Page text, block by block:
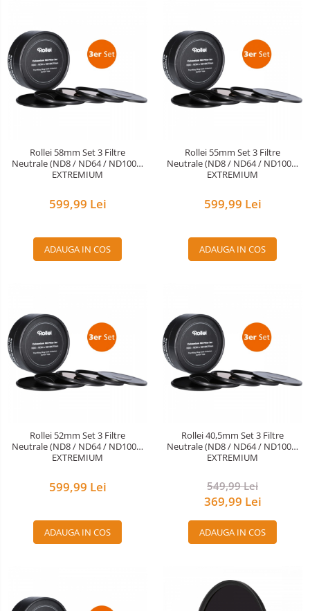
Rollei 58mm Set 3 Filtre
Neutrale (ND8 / ND64 / ND1000)
EXTREMIUM
599,99 Lei
ADAUGA IN COS
Rollei 55mm Set 3 Filtre
Neutrale (ND8 / ND64 / ND1000)
EXTREMIUM
599,99 Lei
ADAUGA IN COS
Rollei 52mm Set 3 Filtre
Neutrale (ND8 / ND64 / ND1000)
EXTREMIUM
599,99 Lei
ADAUGA IN COS
Rollei 40,5mm Set 3 Filtre
Neutrale (ND8 / ND64 / ND1000)
EXTREMIUM
549,99 Lei
369,99 Lei
ADAUGA IN COS